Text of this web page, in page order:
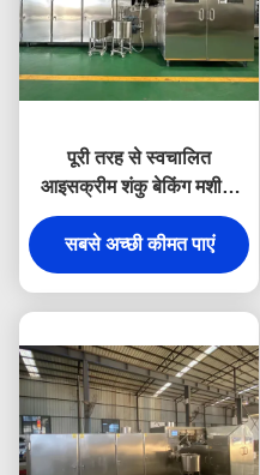
पूरी तरह से स्वचालित
आइसक्रीम शंकु बेकिंग मशीन,
एक मशीन में अपने उत्पाद की
जरूरतों से मेल खाने के लिए
अनुकूलन योग्य मोल्ड
सबसे अच्छी कीमत पाएं